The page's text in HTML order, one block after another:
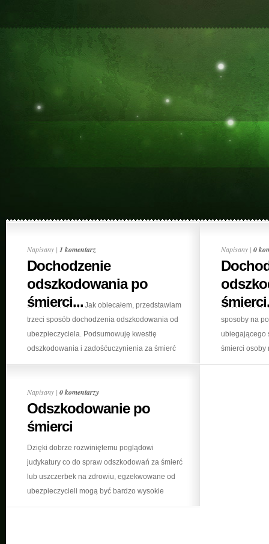
Napisany | 1 komentarz
Dochodzenie
odszkodowania po
śmierci...
. . . . . . . . . . . . . . . . Jak obiecałem, przedstawiam
trzeci sposób dochodzenia odszkodowania od
ubezpieczyciela. Podsumowuję kwestię
odszkodowania i zadośćuczynienia za śmierć
matki, ojca lub innej bliskiej osoby
Napisany | 0
. . . . . . . . . . . .
sposoby na
ubiegającego
śmierci osoby
Dochodzenie
Napisany | 0 komentarzy
Odszkodowanie po
śmierci
Dzięki dobrze rozwiniętemu poglądowi
judykatury co do spraw odszkodowań za śmierć
lub uszczerbek na zdrowiu, egzekwowane od
ubezpieczycieli mogą być bardzo wysokie